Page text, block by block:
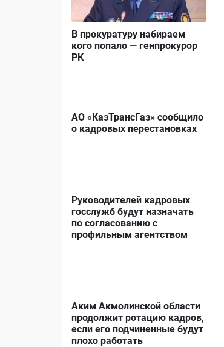
В прокуратуру набираем
кого попало — генпрокурор
РК
АО «КазТрансГаз» сообщило
о кадровых перестановках
Руководителей кадровых
госслужб будут назначать
по согласованию с
профильным агентством
Аким Акмолинской области
продолжит ротацию кадров,
если его подчиненные будут
плохо работать